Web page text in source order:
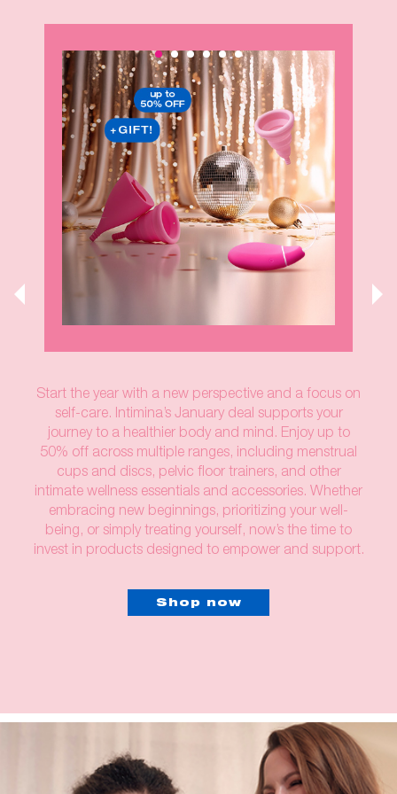
Start the year with a new perspective and a focus on
self-care. Intimina’s January deal supports your
journey to a healthier body and mind. Enjoy up to
50% off across multiple ranges, including menstrual
cups and discs, pelvic floor trainers, and other
intimate wellness essentials and accessories. Whether
embracing new beginnings, prioritizing your well-
being, or simply treating yourself, now’s the time to
invest in products designed to empower and support.
Shop now